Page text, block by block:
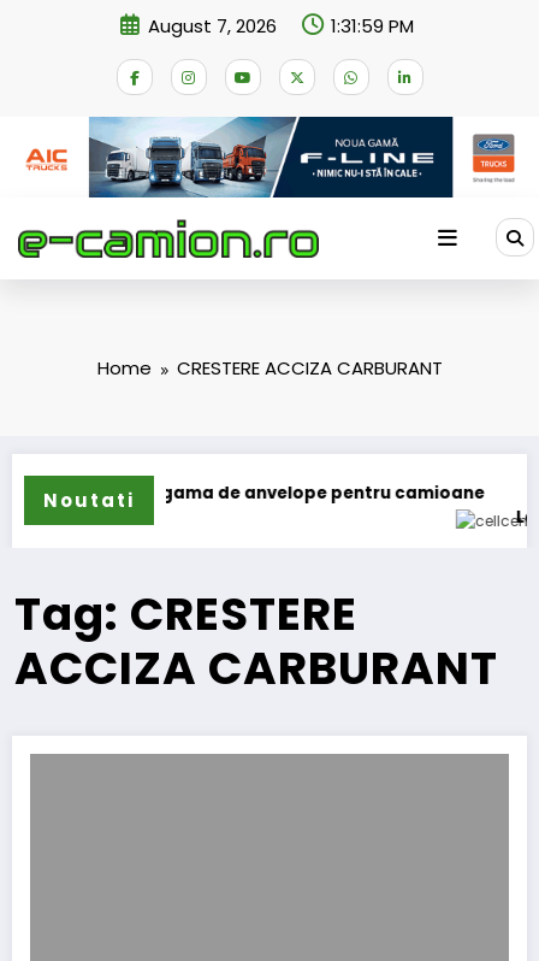
August 7, 2026 1:31:59 PM
Home CRESTERE ACCIZA CARBURANT
Noutati
își extinde gama de anvelope pentru camioane
Lars
Tag: CRESTERE
ACCIZA CARBURANT